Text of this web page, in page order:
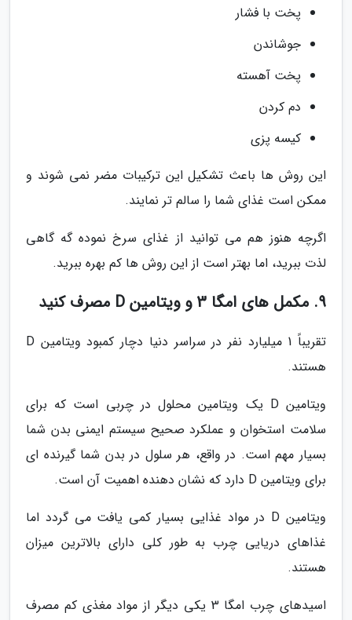
پخت با فشار
جوشاندن
پخت آهسته
دم کردن
کیسه پزی
این روش ها باعث تشکیل این ترکیبات مضر نمی شوند و
ممکن است غذای شما را سالم تر نمایند.
اگرچه هنوز هم می توانید از غذای سرخ نموده گه گاهی
لذت ببرید، اما بهتر است از این روش ها کم بهره ببرید.
9. مکمل های امگا 3 و ویتامین D مصرف کنید
تقریباً 1 میلیارد نفر در سراسر دنیا دچار کمبود ویتامین D
هستند.
ویتامین D یک ویتامین محلول در چربی است که برای
سلامت استخوان و عملکرد صحیح سیستم ایمنی بدن شما
بسیار مهم است. در واقع، هر سلول در بدن شما گیرنده ای
برای ویتامین D دارد که نشان دهنده اهمیت آن است.
ویتامین D در مواد غذایی بسیار کمی یافت می گردد اما
غذاهای دریایی چرب به طور کلی دارای بالاترین میزان
هستند.
اسیدهای چرب امگا 3 یکی دیگر از مواد مغذی کم مصرف